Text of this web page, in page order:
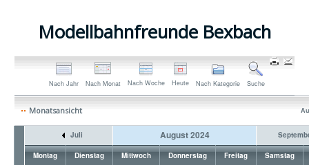
Modellbahnfreunde Bexbach
Nach Jahr Nach Monat Nach Woche Heute Nach Kategorie Suche
Monatsansicht
Juli August 2024
Montag Dienstag Mittwoch Donnerstag Freitag Samstag